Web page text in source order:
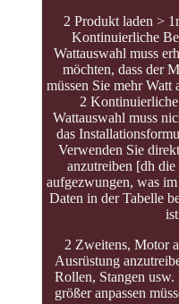
2 Produkt laden >
Kontinuierliche
Wattauswahl muss
möchten, dass der
müssen Sie mehr Watt
2
Wattauswahl muss
das
Verwenden Sie
anzutreiben [dh
aufgezwungen, was
Daten in der Tabelle
2 Zweitens, Motor
Ausrüstung
Rollen, Stangen
größer anpassen